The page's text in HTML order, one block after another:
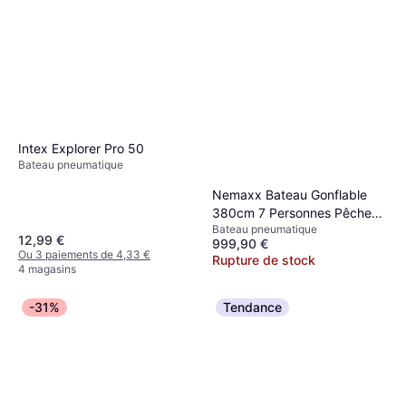
Intex Explorer Pro 50
Bateau pneumatique
12,99 €
Ou 3 paiements de 4,33 €
4 magasins
Nemaxx Bateau Gonflable
380cm 7 Personnes Pêche
Loisirs
Bateau pneumatique
999,90 €
Rupture de stock
-31% Tendance